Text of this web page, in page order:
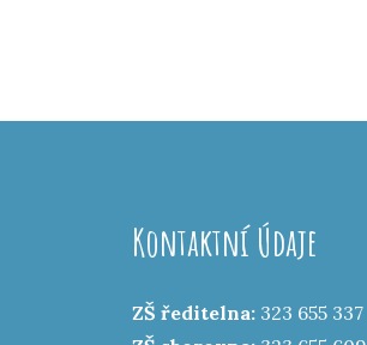
Kontaktní Údaje
ZŠ ředitelna:323 655 337